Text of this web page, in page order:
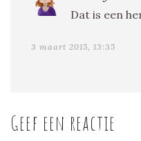
Dat is een
3 maart 2015, 13:35
Geef een reactie